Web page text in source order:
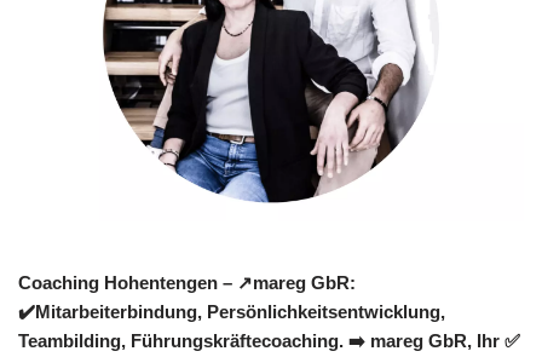
Coaching Hohentengen – ↗️mareg GbR:
✔️Mitarbeiterbindung, Persönlichkeitsentwicklung,
Teambilding, Führungskräftecoaching. ➡️ mareg GbR, Ihr ✅